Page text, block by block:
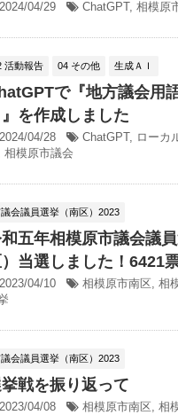
2024/04/29 ChatGPT, 相模原
活動報告 04 その他 生成ＡＩ
で『地方議会用
』を作成しました
2024/04/28 ChatGPT, ローカ
相模原市議会
会議員選挙（南区）2023
五年相模原市議会議
）当選しました！6421
2023/04/10 相模原市南区, 相
会議員選挙（南区）2023
戦を振り返って
2023/04/08 相模原市南区, 相